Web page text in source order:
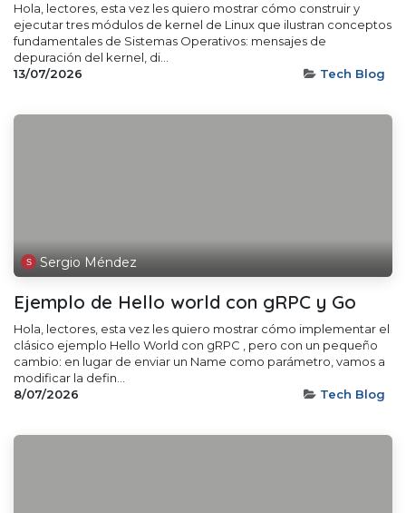
Hola, lectores, esta vez les quiero mostrar cómo construir y
ejecutar tres módulos de kernel de Linux que ilustran conceptos
fundamentales de Sistemas Operativos: mensajes de
depuración del kernel, di...
13/07/2026
Tech Blog
Sergio Méndez
Ejemplo de Hello world con gRPC y Go
Hola, lectores, esta vez les quiero mostrar cómo implementar el
clásico ejemplo Hello World con gRPC , pero con un pequeño
cambio: en lugar de enviar un Name como parámetro, vamos a
modificar la defin...
8/07/2026
Tech Blog